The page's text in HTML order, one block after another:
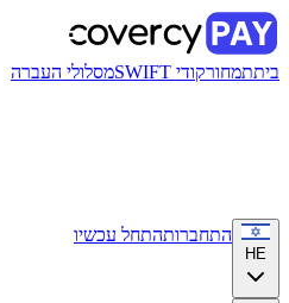
ביתתמחורקודי SWIFT מסלולי העברה
HE
התחברותהתחל עכשיו